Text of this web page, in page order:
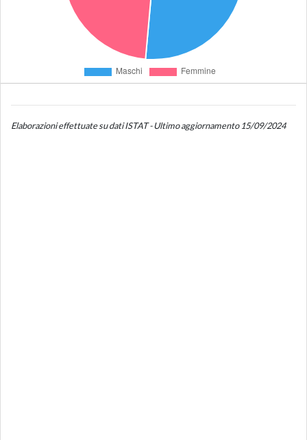
Elaborazioni effettuate su dati ISTAT - Ultimo aggiornamento 15/09/2024